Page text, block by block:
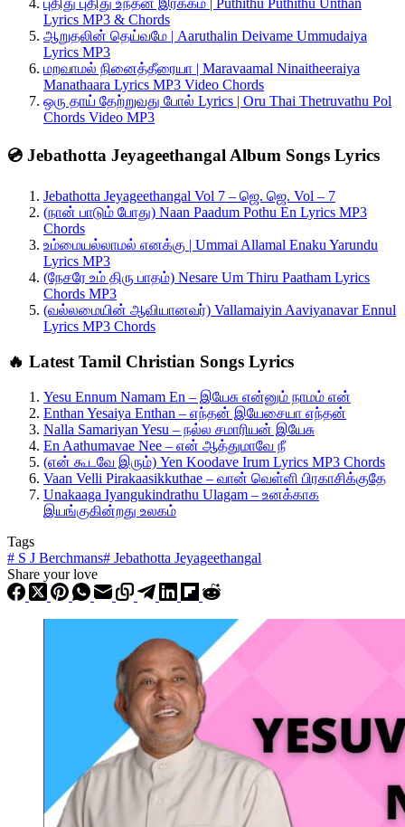
Lyrics MP3 & Chords
ஆறுதலின் தெய்வமே | Aaruthalin Deivame Ummudaiya
Lyrics MP3
மறவாமல் நினைத்தீரையா | Maravaamal Ninaitheeraiya
Manathaara Lyrics MP3 Video Chords
ஒரு தாய் தேற்றுவது போல் Lyrics | Oru Thai Thetruvathu Pol
Chords Video MP3
💿 Jebathotta Jeyageethangal Album Songs Lyrics
Jebathotta Jeyageethangal Vol 7 – ஜெ. ஜெ. Vol – 7
(நான் பாடும் போது) Naan Paadum Pothu En Lyrics MP3
Chords
உம்மையல்லாமல் எனக்கு | Ummai Allamal Enaku Yarundu
Lyrics MP3
(நேசரே உம் திரு பாதம்) Nesare Um Thiru Paatham Lyrics
Chords MP3
(வல்லமையின் ஆவியானவர்) Vallamaiyin Aaviyanavar Ennul
Lyrics MP3 Chords
🔥 Latest Tamil Christian Songs Lyrics
Yesu Ennum Namam En – இயேசு என்னும் நாமம் என்
Enthan Yesaiya Enthan – எந்தன் இயேசையா எந்தன்
Nalla Samariyan Yesu – நல்ல சமாரியன் இயேசு
En Aathumavae Nee – என் ஆத்துமாவே நீ
(என் கூடவே இரும்) Yen Koodave Irum Lyrics MP3 Chords
Vaan Velli Pirakaasikkuthae – வான் வெள்ளி பிரகாசிக்குதே
Unakaaga Iyangukindrathu Ulagam – உனக்காக
இயங்குகின்றது உலகம்
Tags
# S J Berchmans# Jebathotta Jeyageethangal
Share your love